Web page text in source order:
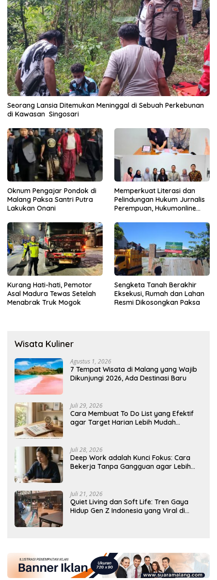
Seorang Lansia Ditemukan Meninggal di Sebuah Perkebunan
di Kawasan Singosari
Oknum Pengajar Pondok di
Malang Paksa Santri Putra
Lakukan Onani
Memperkuat Literasi dan
Pelindungan Hukum Jurnalis
Perempuan, Hukumonline
Gratis
Kurang Hati-hati, Pemotor
Asal Madura Tewas Setelah
Menabrak Truk Mogok
Sengketa Tanah Berakhir
Eksekusi, Rumah dan Lahan
Resmi Dikosongkan Paksa
Wisata Kuliner
Agustus 1, 2026
7 Tempat Wisata di Malang yang Wajib
Dikunjungi 2026, Ada Destinasi Baru
Juli 29, 2026
Cara Membuat To Do List yang Efektif
agar Target Harian Lebih Mudah
Juli 28, 2026
Deep Work adalah Kunci Fokus: Cara
Bekerja Tanpa Gangguan agar Lebih
Juli 21, 2026
Quiet Living dan Soft Life: Tren Gaya
Hidup Gen Z Indonesia yang Viral di